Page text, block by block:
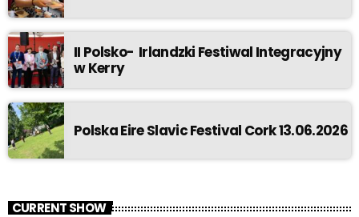
II Polsko- Irlandzki Festiwal Integracyjny
w Kerry
Polska Eire Slavic Festival Cork 13.06.2026
CURRENT SHOW